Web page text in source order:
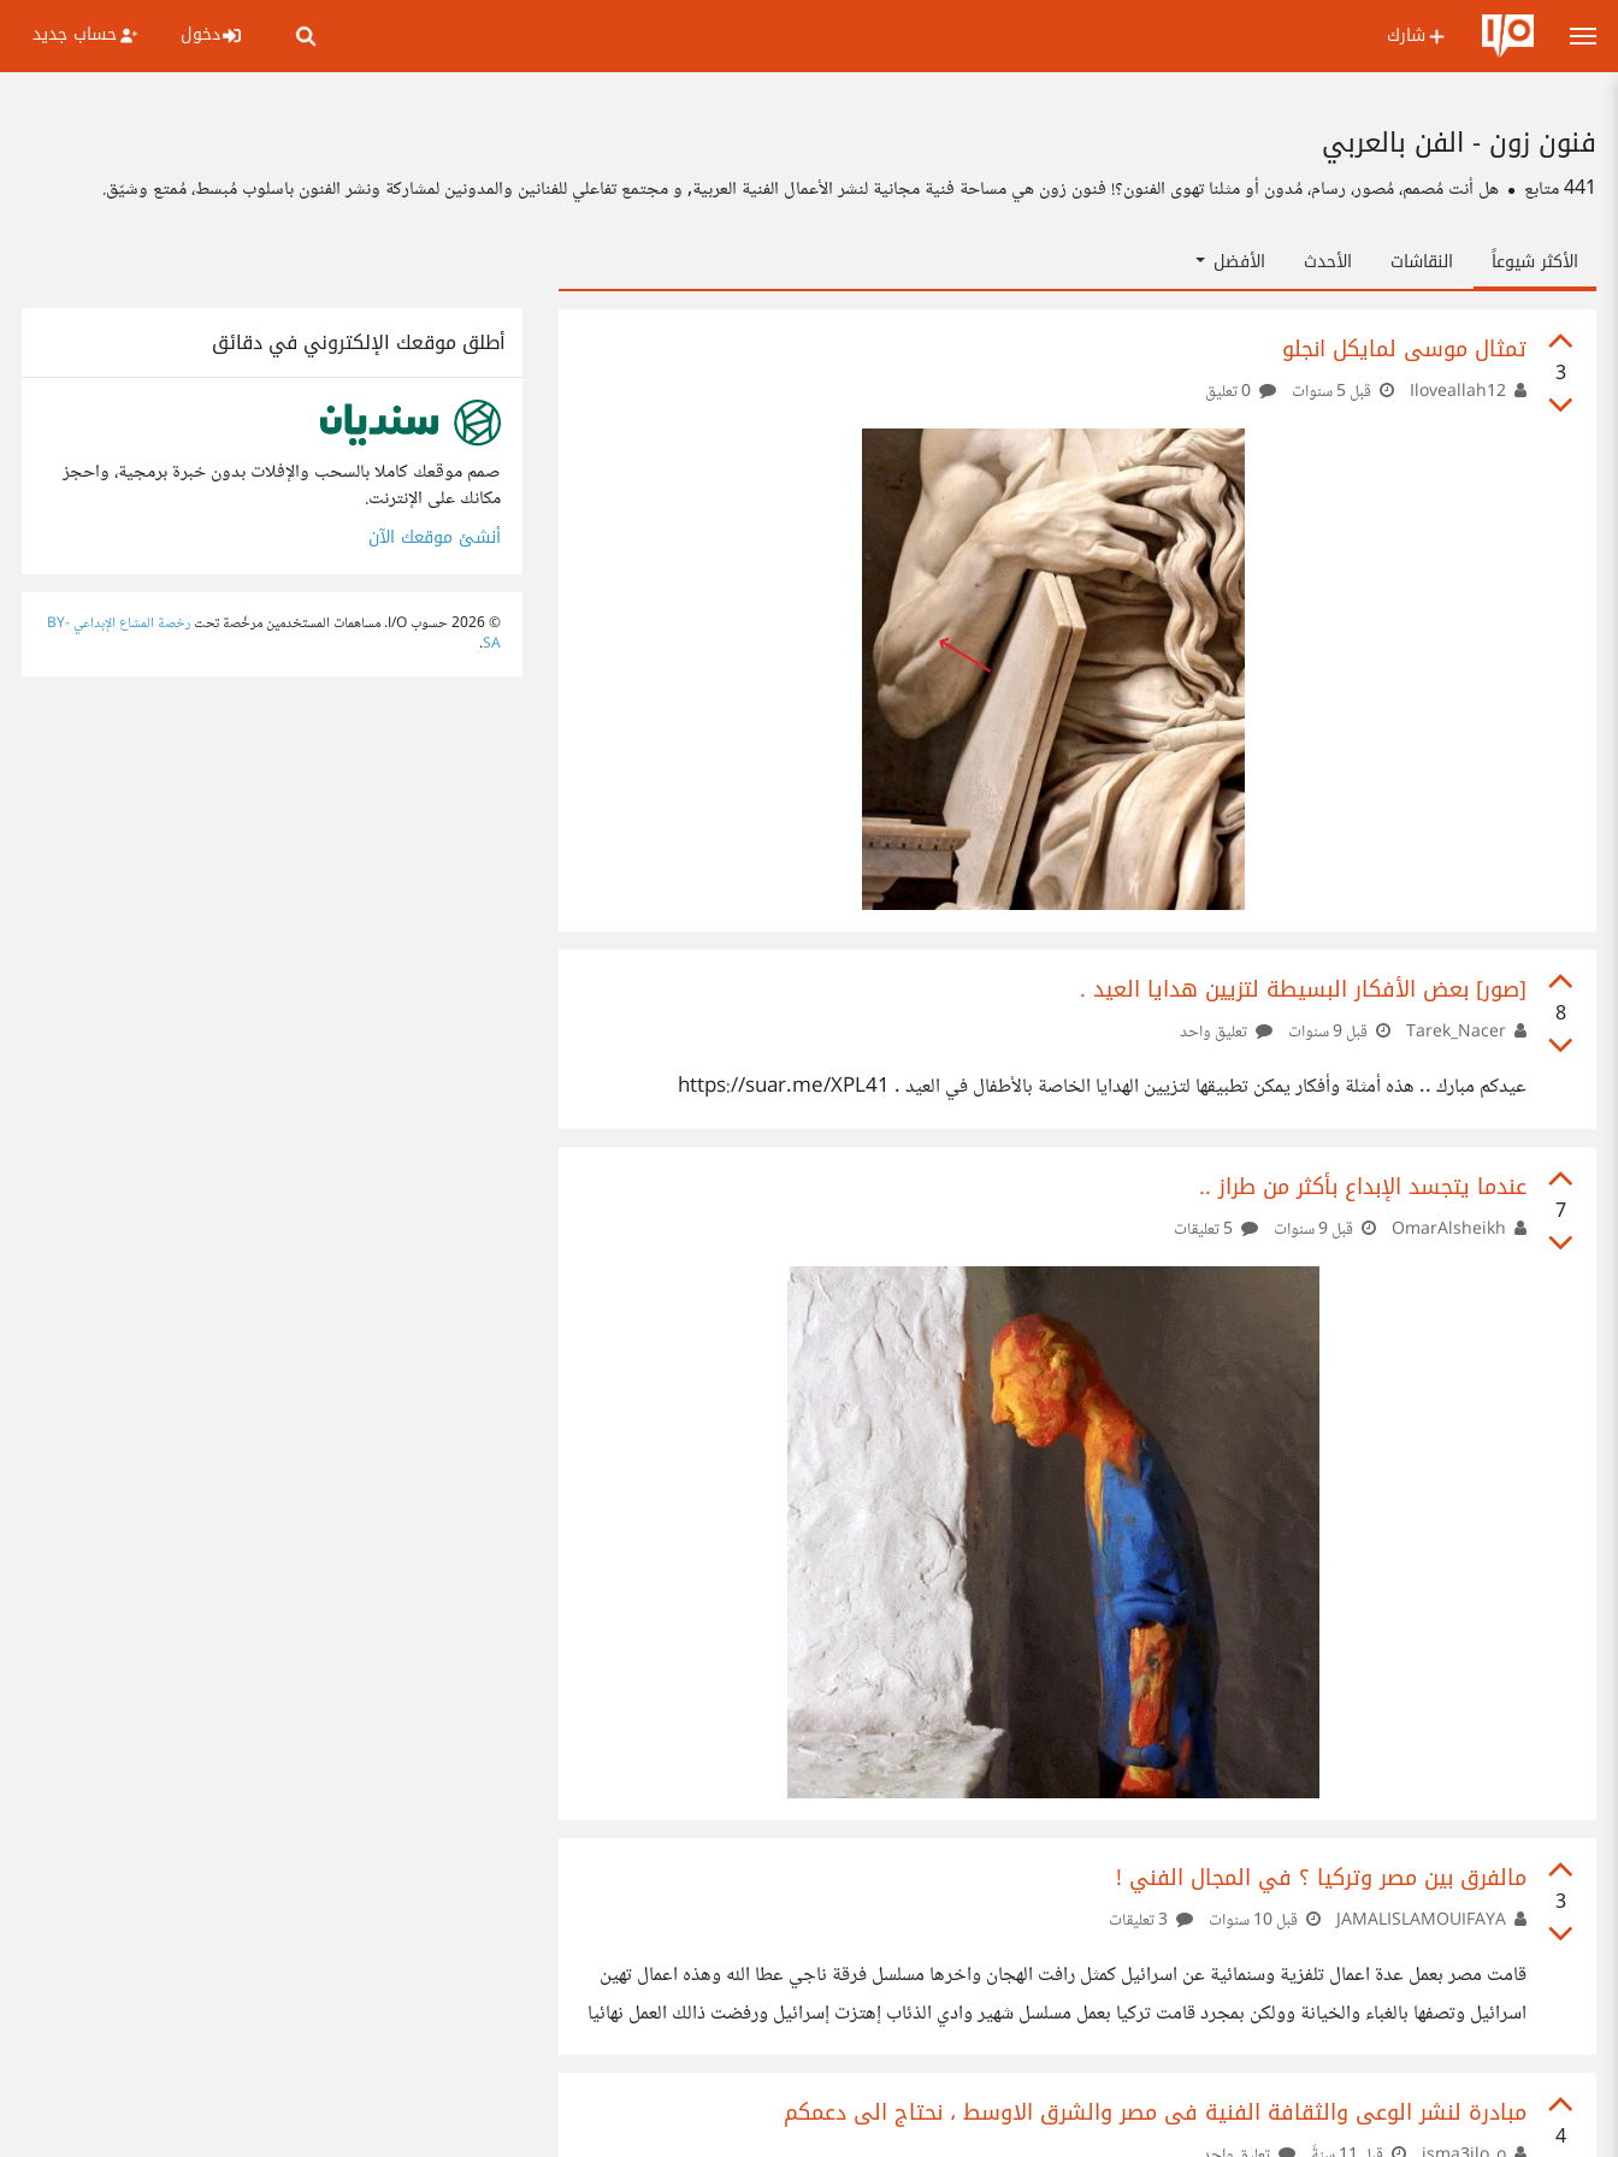
شارك دخول حساب جديد
فنون زون - الفن بالعربي
441متابع هل أنت مُصمم، مُصور، رسام، مُدون أو مثلنا تهوى الفنون؟! فنون زون هي مساحة فنية مجانية لنشر الأعمال الفنية العربية, و مجتمع تفاعلي للفنانين والمدونين لمشاركة ونشر الفنون باسلوب مُبسط، مُمتع وشيّق.
الأكثر شيوعاً النقاشات الأحدث الأفضل
3
تمثال موسى لمايكل انجلو
قبل 5 سنوات
8
[صور] بعض الأفكار البسيطة لتزيين هدايا العيد .
قبل 9 سنوات تعليق واحد
عيدكم مبارك .. هذه أمثلة وأفكار يمكن تطبيقها لتزيين الهدايا الخاصة بالأطفال في العيد . https://suar.me/XPL41
7
عندما يتجسد الإبداع بأكثر من طراز ..
قبل 9 سنوات
3
مالفرق بين مصر وتركيا ؟ في المجال الفني !
قبل 10 سنوات
قامت مصر بعمل عدة اعمال تلفزية وسنمائية عن اسرائيل كمثل رافت الهجان واخرها مسلسل فرقة ناجي عطا الله وهذه اعمال تهين
اسرائيل وتصفها بالغباء والخيانة وولكن بمجرد قامت تركيا بعمل مسلسل شهير وادي الذئاب إهتزت إسرائيل ورفضت ذالك العمل نهائيا
4
مبادرة لنشر الوعى والثقافة الفنية فى مصر والشرق الاوسط ، نحتاج الى دعمكم
أطلق موقعك الإلكتروني في دقائق
صمم موقعك كاملا بالسحب والإفلات بدون خبرة برمجية، واحجز
مكانك على الإنترنت.
أنشئ موقعك الآن
© 2026 حسوب I/O. مساهمات المستخدمين مرخّصة تحت
رخصة المشاع الإبداعي BY-
SA
.